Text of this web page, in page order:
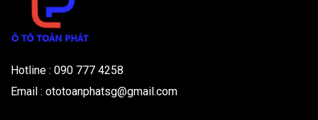
Hotline : 090 777 4258
Email : ototoanphatsg@gmail.com